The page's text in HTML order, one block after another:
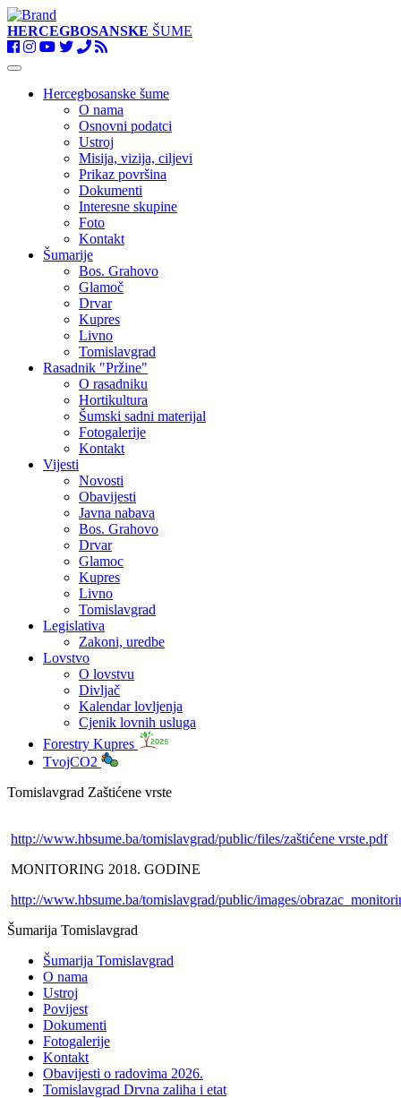
HERCEGBOSANSKE ŠUME
Toggle
navigationHercegbosanske šume
O nama
Osnovni podatci
Ustroj
Misija, vizija, ciljevi
Prikaz površina
Dokumenti
Interesne skupine
Foto
Kontakt
Šumarije
Bos. Grahovo
Glamoč
Drvar
Kupres
Livno
Tomislavgrad
Rasadnik "Pržine"
O rasadniku
Hortikultura
Šumski sadni materijal
Fotogalerije
Kontakt
Vijesti
Novosti
Obavijesti
Javna nabava
Bos. Grahovo
Drvar
Glamoc
Kupres
Livno
Tomislavgrad
Legislativa
Zakoni, uredbe
Lovstvo
O lovstvu
Divljač
Kalendar lovljenja
Cjenik lovnih usluga
Forestry Kupres
TvojCO2
Tomislavgrad Zaštićene vrste
http://www.hbsume.ba/tomislavgrad/public/files/zaštićene vrste.pdf
MONITORING 2018. GODINE
http://www.hbsume.ba/tomislavgrad/public/images/
Šumarija Tomislavgrad
Šumarija Tomislavgrad
O nama
Ustroj
Povijest
Dokumenti
Fotogalerije
Kontakt
Obavijesti o radovima 2026.
Tomislavgrad Drvna zaliha i etat